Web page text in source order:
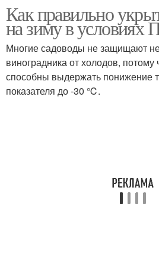
Как правильно
на зиму в условиях
Многие садоводы не защищают
виноградника от холодов, потому
способны выдержать понижение
показателя до -30 ℃.